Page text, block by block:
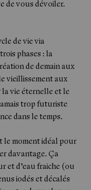
de vous dévoiler.
de vie via
phases : la
de demain aux
vieillissement aux
la vie éternelle et le
trop futuriste
dans le temps.
le moment idéal pour
davantage. Ça
et d’eau fraiche (ou
iodés et décalés